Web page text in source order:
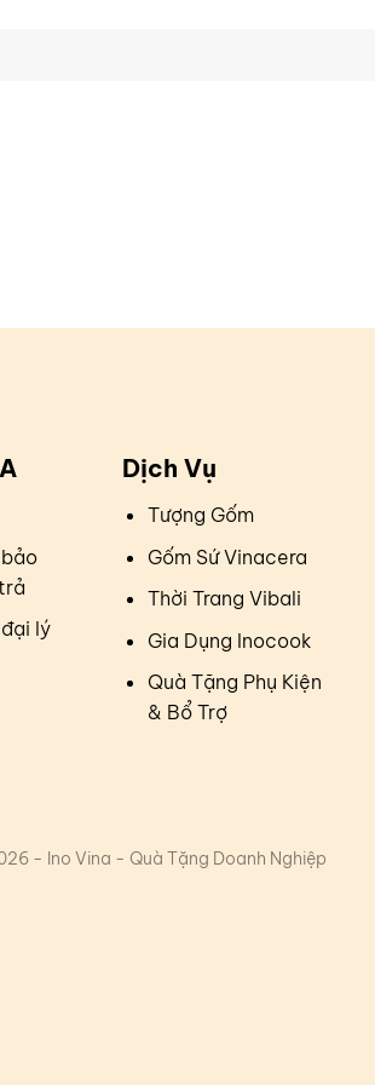
lý
Dịch Vụ
Tượng Gốm
Gốm Sứ Vinacera
Thời Trang Vibali
Gia Dụng Inocook
Quà Tặng Phụ Kiện
& Bổ Trợ
- Ino Vina - Quà Tặng Doanh Nghiệp